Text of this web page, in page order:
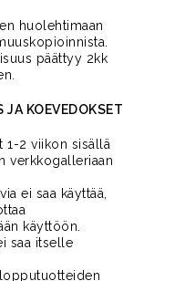
huolehtimaan
päättyy 2kk
KOEVEDOKSET
1-2 viikon sisällä
verkkogalleriaan
ei saa käyttää,
käyttöön.
saa itselle